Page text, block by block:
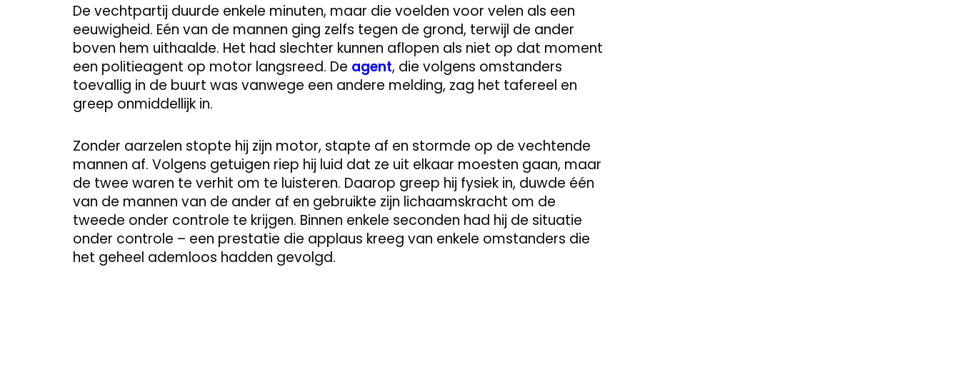
De vechtpartij duurde enkele minuten, maar die voelden voor velen als een
eeuwigheid. Eén van de mannen ging zelfs tegen de grond, terwijl de ander
boven hem uithaalde. Het had slechter kunnen aflopen als niet op dat moment
een politieagent op motor langsreed. De agent, die volgens omstanders
toevallig in de buurt was vanwege een andere melding, zag het tafereel en
greep onmiddellijk in.
Zonder aarzelen stopte hij zijn motor, stapte af en stormde op de vechtende
mannen af. Volgens getuigen riep hij luid dat ze uit elkaar moesten gaan, maar
de twee waren te verhit om te luisteren. Daarop greep hij fysiek in, duwde één
van de mannen van de ander af en gebruikte zijn lichaamskracht om de
tweede onder controle te krijgen. Binnen enkele seconden had hij de situatie
onder controle – een prestatie die applaus kreeg van enkele omstanders die
het geheel ademloos hadden gevolgd.